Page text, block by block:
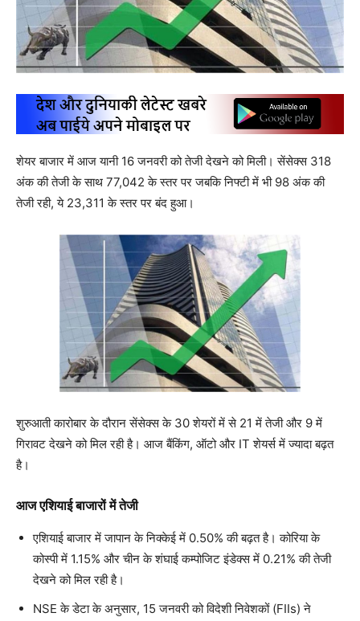
शेयर बाजार में आज यानी 16 जनवरी को तेजी देखने को मिली। सेंसेक्स 318
अंक की तेजी के साथ 77,042 के स्तर पर जबकि निफ्टी में भी 98 अंक की
तेजी रही, ये 23,311 के स्तर पर बंद हुआ।
शुरुआती कारोबार के दौरान सेंसेक्स के 30 शेयरों में से 21 में तेजी और 9 में
गिरावट देखने को मिल रही है। आज बैंकिंग, ऑटो और IT शेयर्स में ज्यादा बढ़त
है।
आज एशियाई बाजारों में तेजी
एशियाई बाजार में जापान के निक्‍केई में 0.50% की बढ़त है। कोरिया के
कोस्पी में 1.15% और चीन के शंघाई कम्पोजिट इंडेक्स में 0.21% की तेजी
देखने को मिल रही है।
NSE के डेटा के अनुसार, 15 जनवरी को विदेशी निवेशकों (FIIs) ने